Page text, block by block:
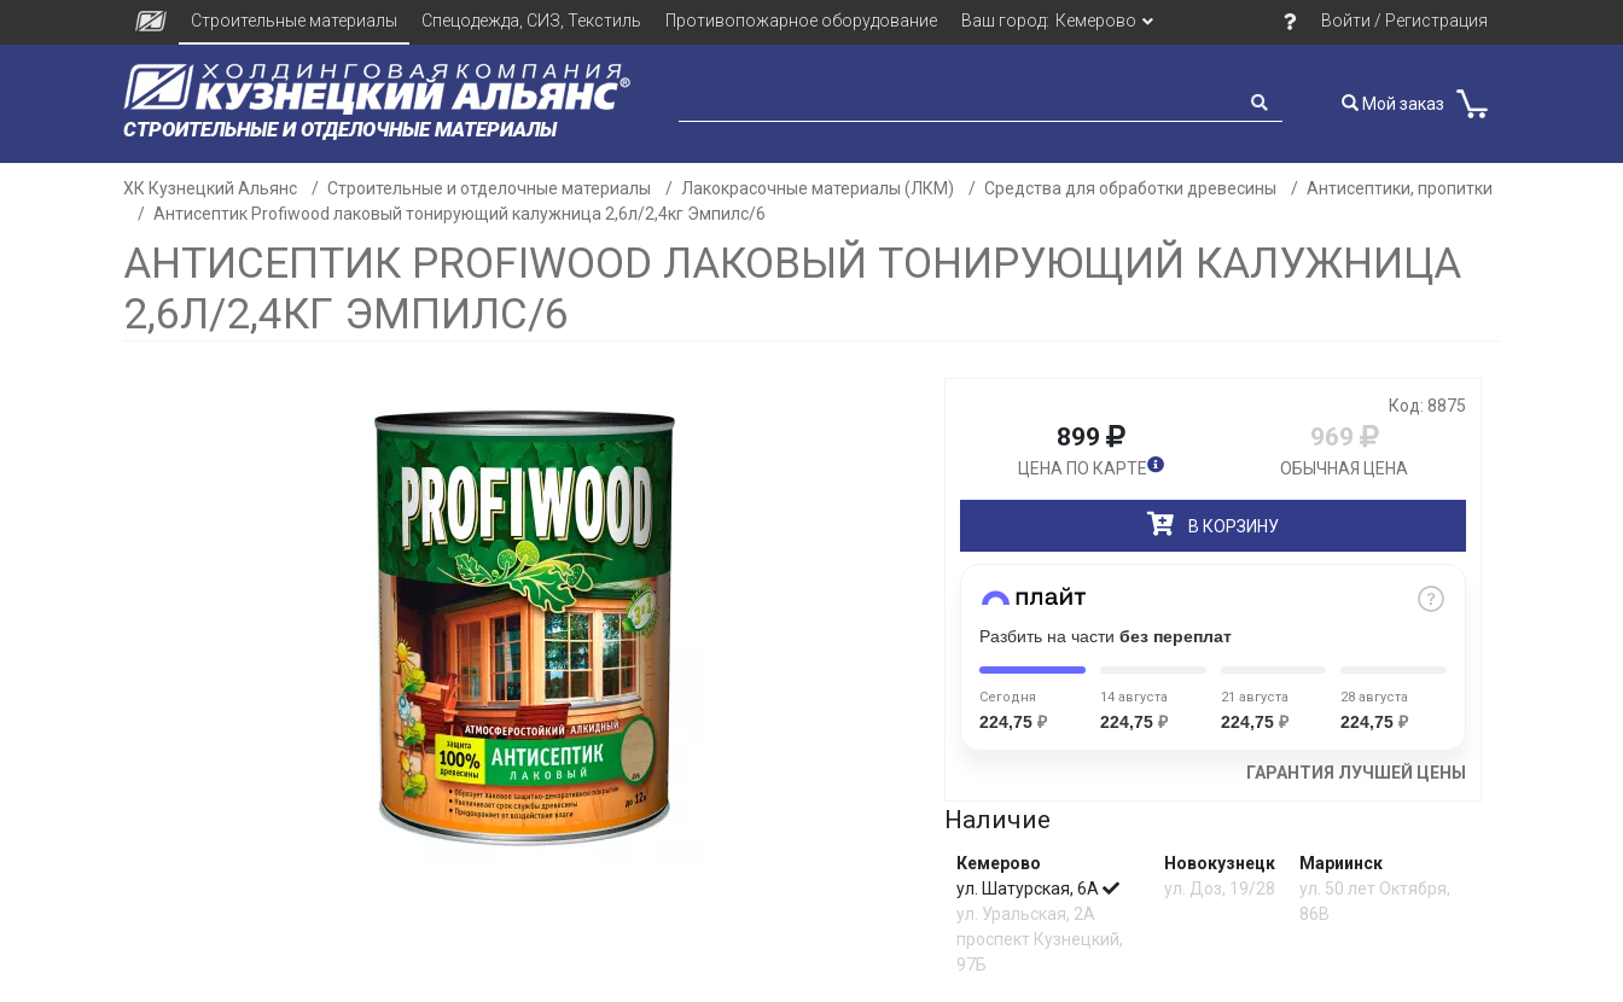
Строительные материалы Спецодежда, СИЗ, Текстиль Противопожарное оборудование Ваш город: Кемерово Войти / Регистрация
СТРОИТЕЛЬНЫЕ И ОТДЕЛОЧНЫЕ МАТЕРИАЛЫ
Мой заказ
ХК Кузнецкий Альянс Строительные и отделочные материалы Лакокрасочные материалы (ЛКМ) Средства для обработки древесины
Антисептики, пропитки
Антисептик Profiwood лаковый тонирующий калужница 2,6л/2,4кг Эмпилс/6
АНТИСЕПТИК PROFIWOOD ЛАКОВЫЙ ТОНИРУЮЩИЙ КАЛУЖНИЦА
2,6Л/2,4КГ ЭМПИЛС/6
Код: 8875
899
ЦЕНА ПО КАРТЕ
969
ОБЫЧНАЯ ЦЕНА
В КОРЗИНУ
Разбить на части без переплат
Сегодня
224,75 ₽
14 августа
224,75 ₽
21 августа
224,75 ₽
28 августа
224,75₽
ГАРАНТИЯ ЛУЧШЕЙ ЦЕНЫ
Наличие
Кемерово
ул. Шатурская, 6А
ул. Уральская, 2А
проспект Кузнецкий,
97Б
Новокузнецк
ул. Доз, 19/28
Мариинск
ул. 50 лет Октября,
86В
Для клиентов всех банков
на частибез переплат
График платежей
Сегодня
25%
Добавляйте товары